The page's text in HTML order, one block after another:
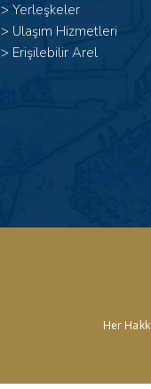
> Yerleşkeler
> Ulaşım Hizmetleri
> Erişilebilir Arel
Her